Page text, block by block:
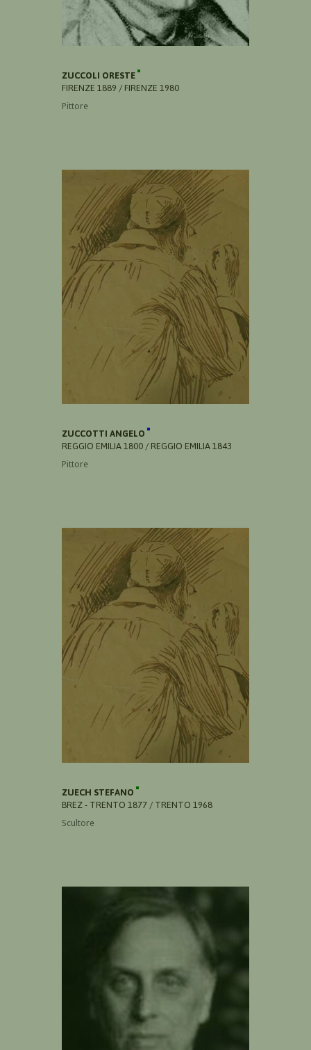
ZUCCOLI ORESTE
FIRENZE 1889 / FIRENZE 1980
Pittore
ZUCCOTTI ANGELO
REGGIO EMILIA 1800 / REGGIO EMILIA 1843
Pittore
ZUECH STEFANO
BREZ - TRENTO 1877 / TRENTO 1968
Scultore